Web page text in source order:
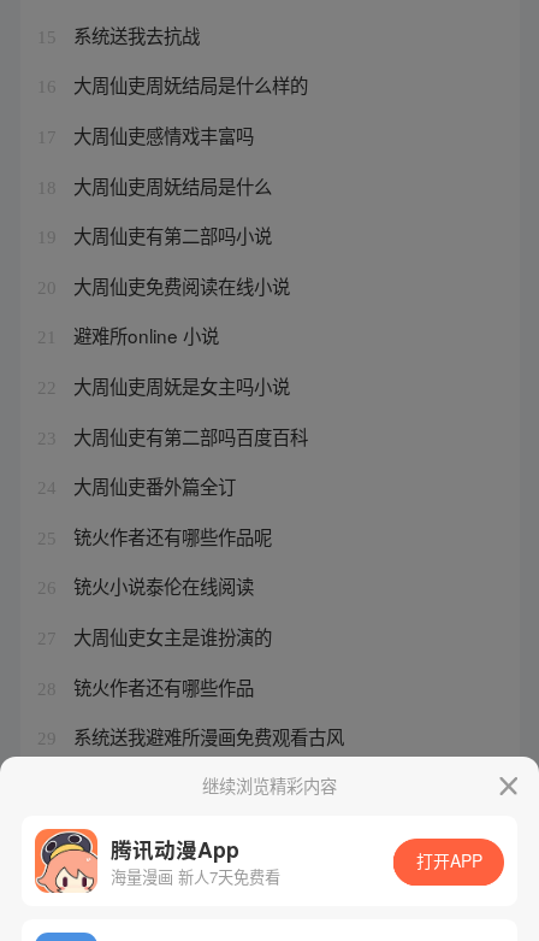
15 系统送我去抗战
16 大周仙吏周妩结局是什么样的
17 大周仙吏感情戏丰富吗
18 大周仙吏周妩结局是什么
19 大周仙吏有第二部吗小说
20 大周仙吏免费阅读在线小说
21 避难所online 小说
22 大周仙吏周妩是女主吗小说
23 大周仙吏有第二部吗百度百科
24 大周仙吏番外篇全订
25 铳火作者还有哪些作品呢
26 铳火小说泰伦在线阅读
27 大周仙吏女主是谁扮演的
28 铳火作者还有哪些作品
29 系统送我避难所漫画免费观看古风
铳火作者还有哪些作品名字
继续浏览精彩内容
腾讯动漫App
海量漫画 新人7天免费看
打开APP